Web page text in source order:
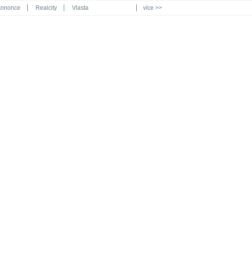
Realcity Vlasta více >>